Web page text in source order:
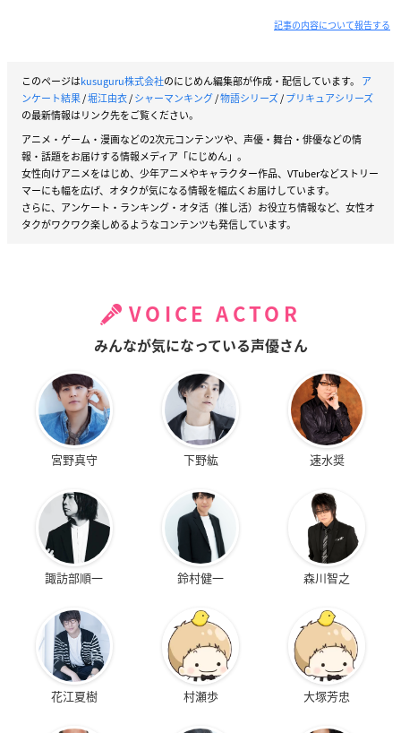
記事の内容について報告する
このページはkusuguru株式会社のにじめん編集部が作成・配信しています。 ア
ンケート結果/堀江由衣/シャーマンキング/物語シリーズ/プリキュアシリーズ
の最新情報はリンク先をご覧ください。
アニメ・ゲーム・漫画などの2次元コンテンツや、声優・舞台・俳優などの情
報・話題をお届けする情報メディア「にじめん」。
女性向けアニメをはじめ、少年アニメやキャラクター作品、VTuberなどストリー
マーにも幅を広げ、オタクが気になる情報を幅広くお届けしています。
さらに、アンケート・ランキング・オタ活（推し活）お役立ち情報など、女性オ
タクがワクワク楽しめるようなコンテンツも発信しています。
VOICE ACTOR
みんなが気になっている声優さん
宮野真守 下野紘 速水奨
諏訪部順一 鈴村健一 森川智之
花江夏樹 村瀬歩 大塚芳忠